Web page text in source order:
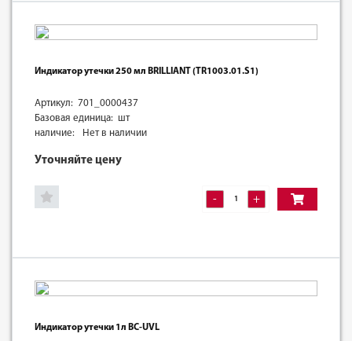
Индикатор утечки 250 мл BRILLIANT (TR1003.01.S1)
Артикул: 701_0000437
Базовая единица: шт
наличие:
Нет в наличии
Уточняйте цену
- +
Индикатор утечки 1л BC-UVL